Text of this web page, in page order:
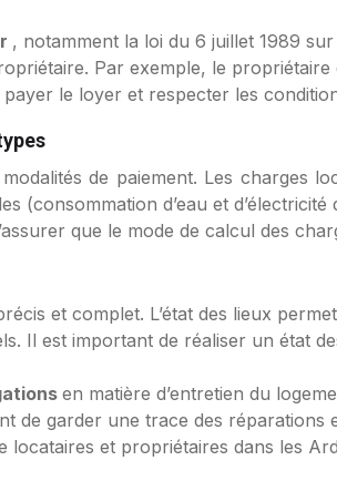
, notamment la loi du 6 juillet 1989
Par exemple, le
le loyer et respecter les
de paiement. Les charges
(consommation d’eau et
que le mode de calcul des
et complet. L’état des lieux
Il est important de réaliser un état
en matière d’entretien du
de garder une trace des réparations
et propriétaires dans les